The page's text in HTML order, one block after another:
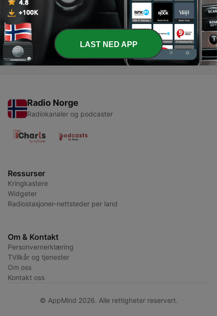
07 mars 2018
1 - Snart kommer podkasten "Ubåtsaken"
06 mars 2018
Radio Norge
Radiokanaler og podcaster
Ressurser
Kringkastere
Widgeter
Radiostasjoner-nettsteder per land
Om & Kontakt
Personvernerklæring
TVilkår og tjenester
Om oss
Kontakt oss
© AppMind 2026. Alle rettigheter reservert.
LAST NED APP